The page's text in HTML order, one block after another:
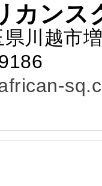
カンス
川越市